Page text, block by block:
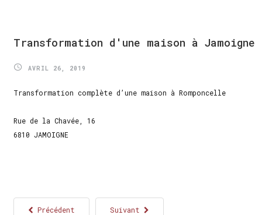
Transformation d'une maison à Jamoigne
AVRIL 26, 2019
Transformation complète d’une maison à Romponcelle
Rue de la Chavée, 16
6810 JAMOIGNE
Précédent Suivant